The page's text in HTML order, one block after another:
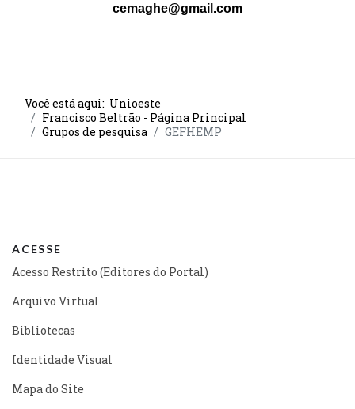
cemaghe@gmail.com
Você está aqui: Unioeste
Francisco Beltrão - Página Principal
Grupos de pesquisa
GEFHEMP
ACESSE
Acesso Restrito (Editores do Portal)
Arquivo Virtual
Bibliotecas
Identidade Visual
Mapa do Site